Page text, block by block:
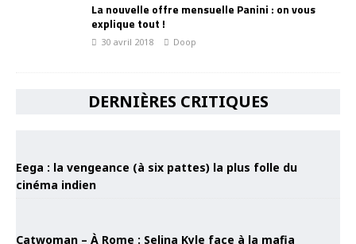
La nouvelle offre mensuelle Panini : on vous
explique tout !
30 avril 2018 Doop
DERNIÈRES CRITIQUES
Eega : la vengeance (à six pattes) la plus folle du
cinéma indien
Catwoman – À Rome : Selina Kyle face à la mafia